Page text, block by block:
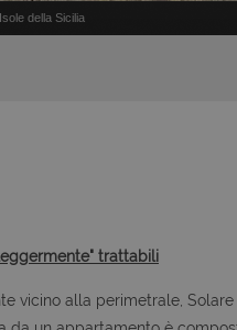
della Sicilia
trattabili
vicino alla perimetrale,